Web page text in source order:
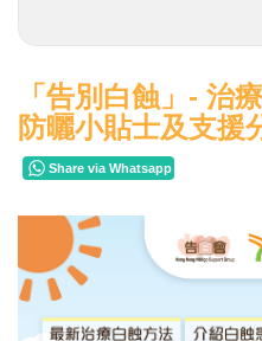
「告別白蝕」- 治
防曬小貼士及支援
Share via Whatsapp